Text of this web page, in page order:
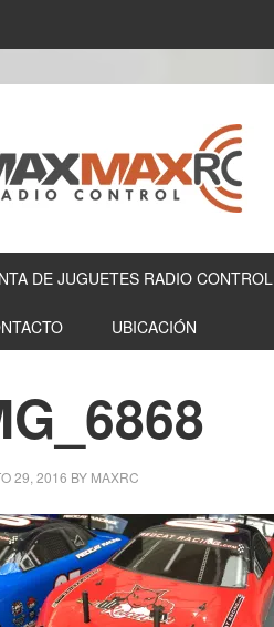
DE JUGUETES RADIO CONTROL
UBICACIÓN
29, 2016 BY MAXRC